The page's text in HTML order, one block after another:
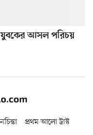
যুবকের আসল পরিচয়
প্রথম আলো ট্রাস্ট